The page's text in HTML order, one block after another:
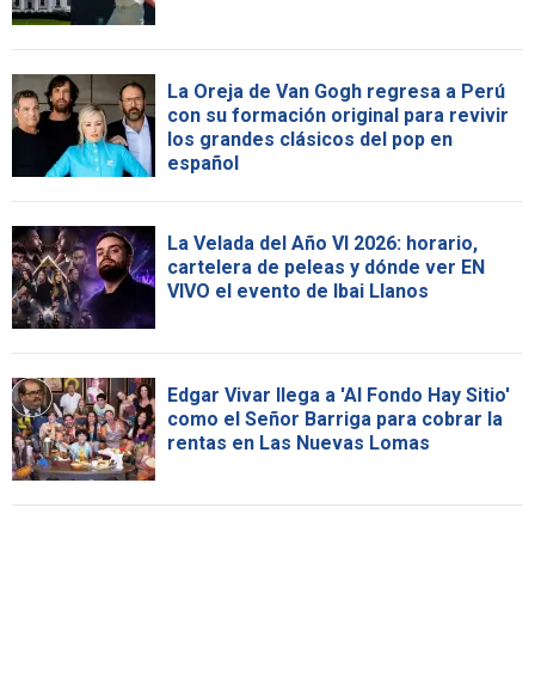
La Oreja de Van Gogh regresa a Perú
con su formación original para revivir
los grandes clásicos del pop en
español
La Velada del Año VI 2026: horario,
cartelera de peleas y dónde ver EN
VIVO el evento de Ibai Llanos
Edgar Vivar llega a 'Al Fondo Hay Sitio'
como el Señor Barriga para cobrar la
rentas en Las Nuevas Lomas